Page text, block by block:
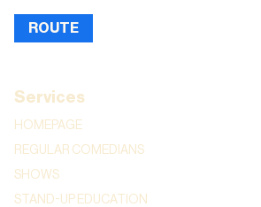
ROUTE
Services
HOMEPAGE
REGULAR COMEDIANS
SHOWS
STAND-UP EDUCATION